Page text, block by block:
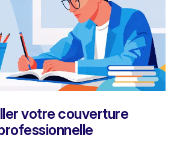
votre couverture